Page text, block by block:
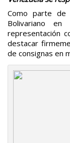
Como parte de
Bolivariano
representación
destacar
de consignas en